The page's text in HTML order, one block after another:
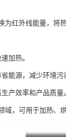
红外线能量，将
加热。
能源，减少环境污
产效率和产品质量
，可用于加热、